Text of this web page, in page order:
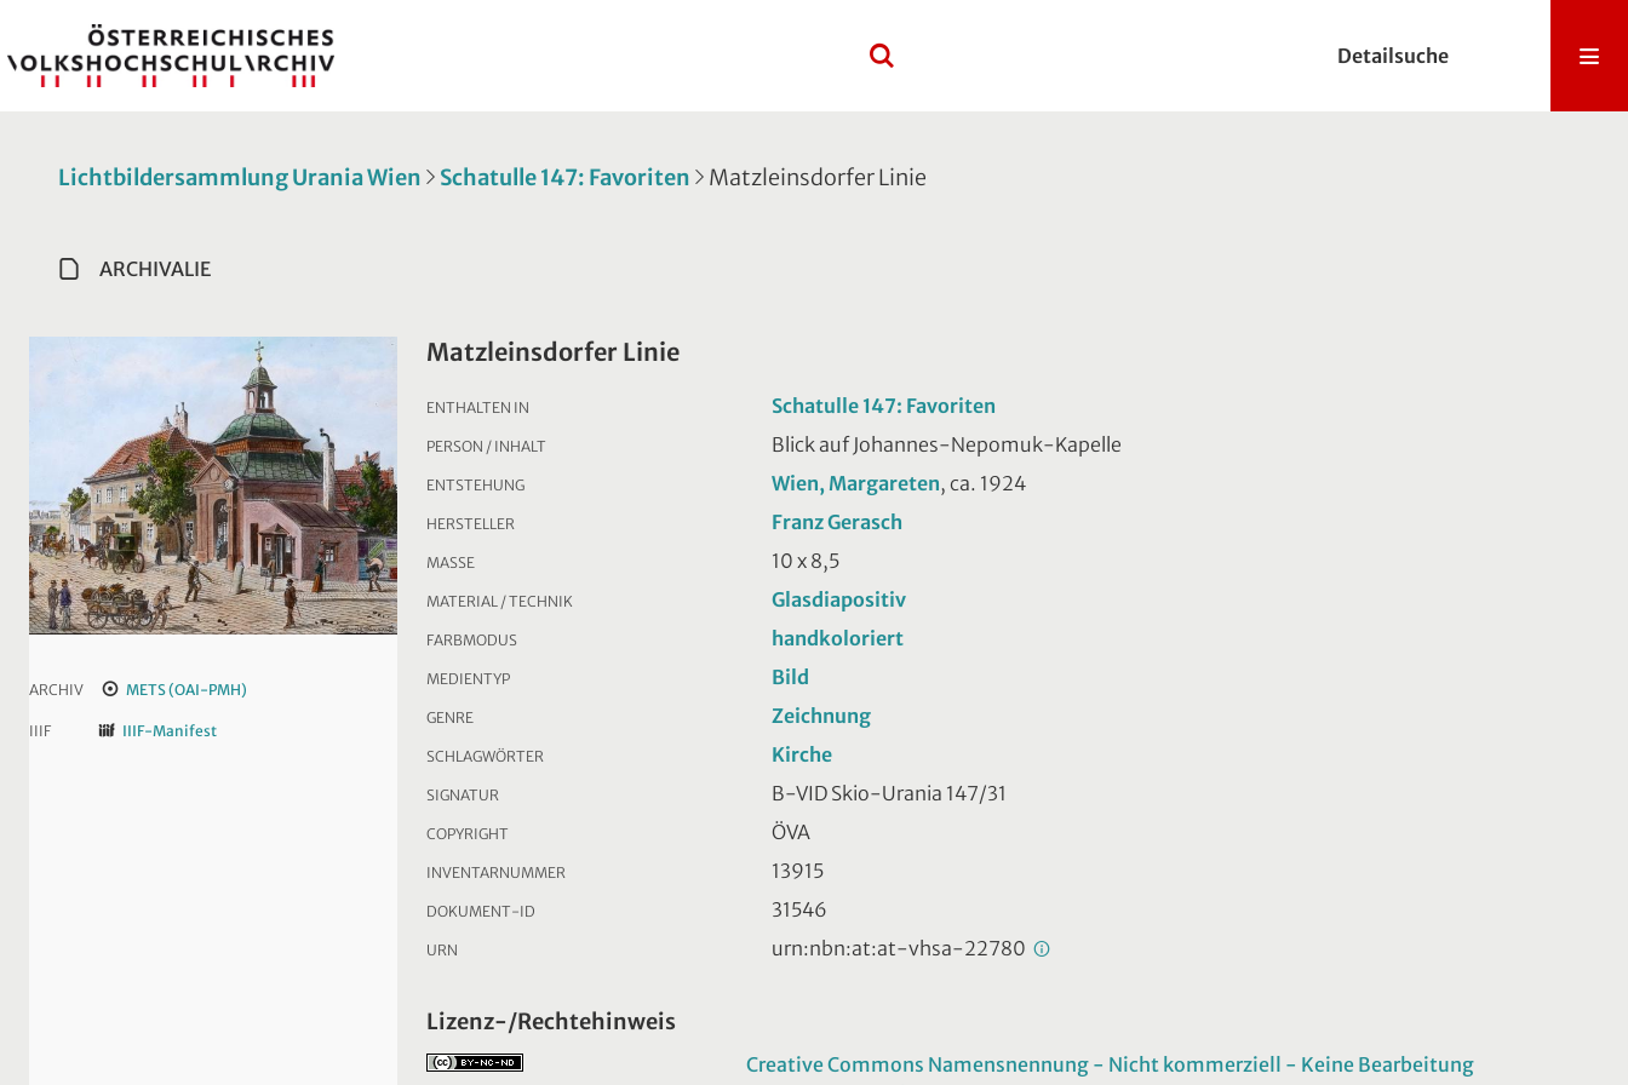
Detailsuche
Lichtbildersammlung Urania Wien Schatulle 147: Favoriten Matzleinsdorfer Linie
ARCHIVALIE
ARCHIV METS (OAI-PMH)
IIIF IIIF-Manifest
Matzleinsdorfer Linie
ENTHALTEN IN Schatulle 147: Favoriten
PERSON / INHALT Blick auf Johannes-Nepomuk-Kapelle
ENTSTEHUNG Wien, Margareten, ca. 1924
HERSTELLER Franz Gerasch
MASSE 10 x 8,5
MATERIAL / TECHNIK Glasdiapositiv
FARBMODUS handkoloriert
MEDIENTYP Bild
GENRE Zeichnung
SCHLAGWÖRTER Kirche
SIGNATUR B-VID Skio-Urania 147/31
COPYRIGHT ÖVA
INVENTARNUMMER 13915
DOKUMENT-ID 31546
URN urn:nbn:at:at-vhsa-22780
Lizenz-/Rechtehinweis
Creative Commons Namensnennung - Nicht kommerziell - Keine Bearbeitung